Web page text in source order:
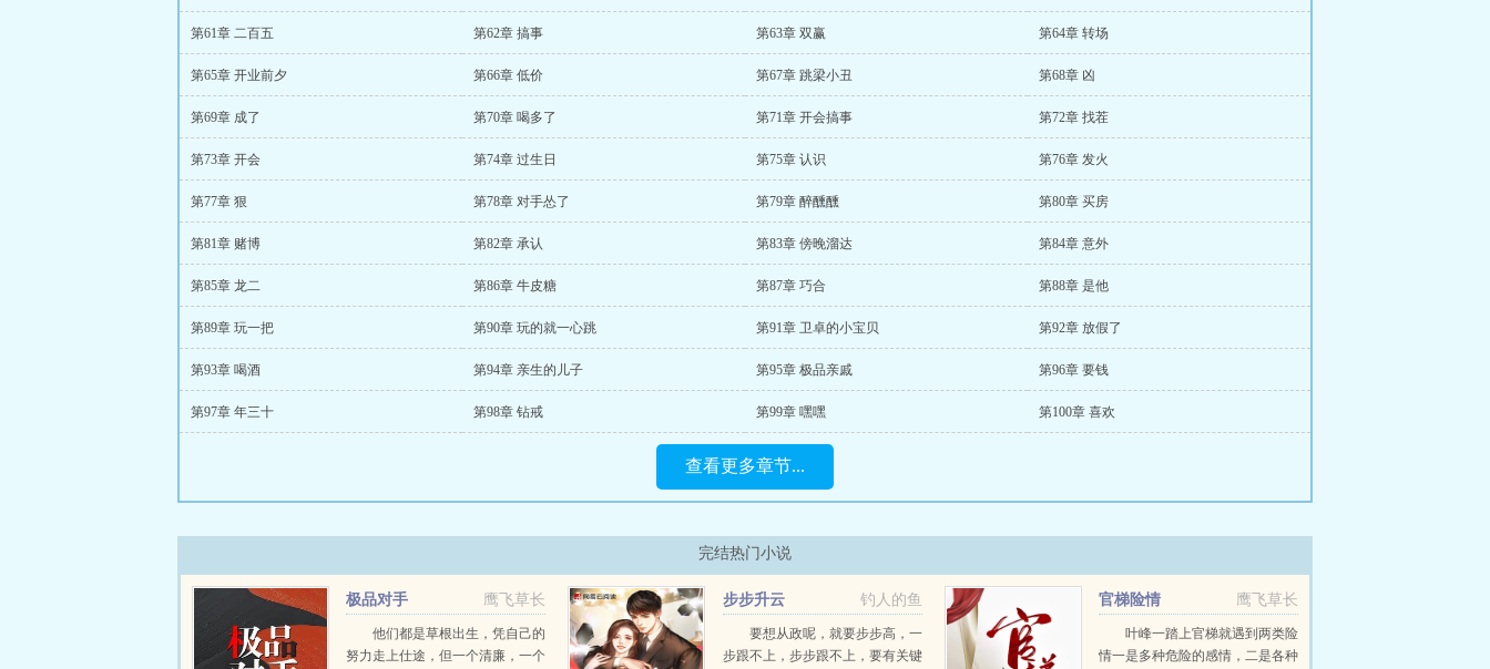
第61章 二百五 第62章 搞事 第63章 双赢 第64章 转场
第65章 开业前夕 第66章 低价 第67章 跳梁小丑 第68章 凶
第69章 成了 第70章 喝多了 第71章 开会搞事 第72章 找茬
第73章 开会 第74章 过生日 第75章 认识 第76章 发火
第77章 狠 第78章 对手怂了 第79章 醉醺醺 第80章 买房
第81章 赌博 第82章 承认 第83章 傍晚溜达 第84章 意外
第85章 龙二 第86章 牛皮糖 第87章 巧合 第88章 是他
第89章 玩一把 第90章 玩的就一心跳 第91章 卫卓的小宝贝 第92章 放假了
第93章 喝酒 第94章 亲生的儿子 第95章 极品亲戚 第96章 要钱
第97章 年三十 第98章 钻戒 第99章 嘿嘿 第100章 喜欢
查看更多章节...
完结热门小说
鹰飞草长
极品对手
他们都是草根出生，凭自己的
努力走上仕途，但一个清廉，一个
钓人的鱼
步步升云
要想从政呢，就要步步高，一
步跟不上，步步跟不上，要有关键
鹰飞草长
官梯险情
叶峰一踏上官梯就遇到两类险
情一是多种危险的感情，二是各种